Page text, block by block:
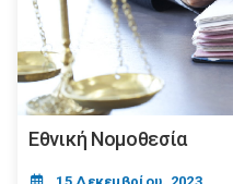
Εθνική Νομοθεσία